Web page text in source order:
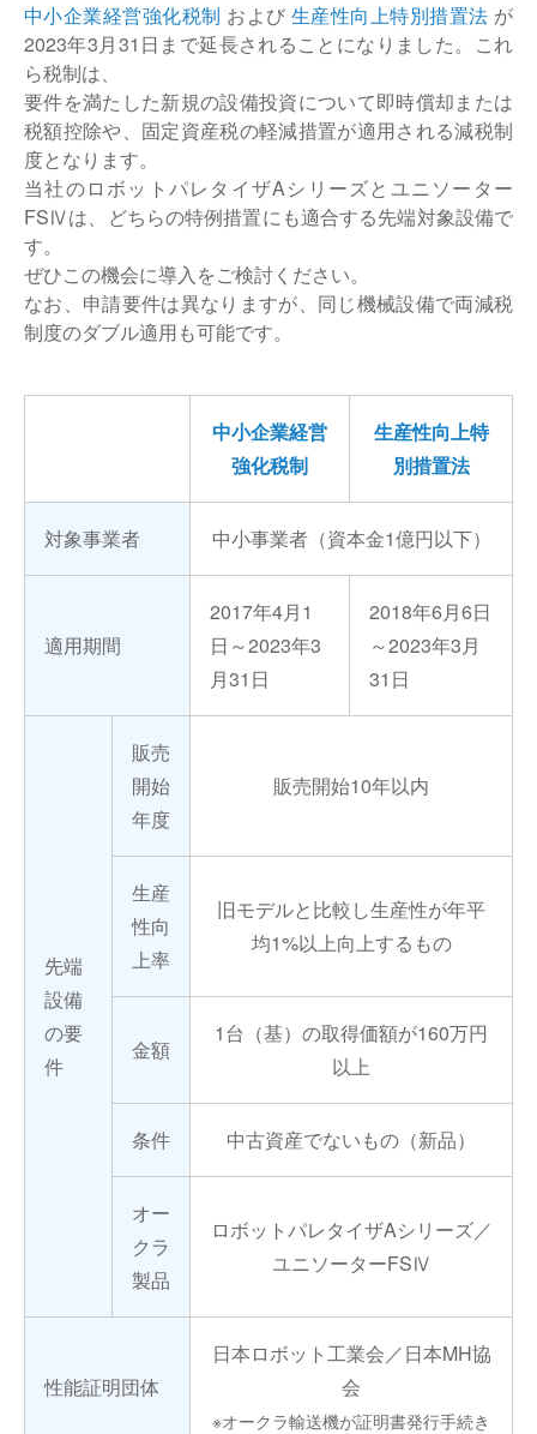
パレタイズ・デパレタイズシステム
バンニング・デバンニングシステム
バーチカル装置（垂直搬送機）
周辺機器
事業紹介
沿革
オークラの取組み
オークラ育英財団
プライバシーポリシー
サイトポリシー
中小企業経営強化税制 および 生産性向上特別措置法 が
2023年3月31日まで延長されることになりました。これ
ら税制は、
要件を満たした新規の設備投資について即時償却または
税額控除や、固定資産税の軽減措置が適用される減税制
度となります。
当社のロボットパレタイザAシリーズとユニソーター
FSⅣは、どちらの特例措置にも適合する先端対象設備で
す。
ぜひこの機会に導入をご検討ください。
なお、申請要件は異なりますが、同じ機械設備で両減税
制度のダブル適用も可能です。
中小企業経営
強化税制
生産性向上特
別措置法
対象事業者 中小事業者（資本金1億円以下）
適用期間
2017年4月1
日～2023年3
月31日
2018年6月6日
～2023年3月
31日
先端
設備
の要
件
販売
開始
年度
販売開始10年以内
生産
性向
上率
旧モデルと比較し生産性が年平
均1%以上向上するもの
金額
1台（基）の取得価額が160万円
以上
条件 中古資産でないもの（新品）
オー
クラ
製品
ロボットパレタイザAシリーズ／
ユニソーターFSⅣ
性能証明団体
日本ロボット工業会／日本MH協
会
※オークラ輸送機が証明書発行手続き